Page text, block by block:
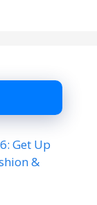
Get Up
&